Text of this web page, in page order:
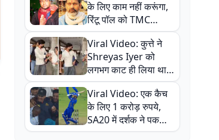
के लिए काम नहीं करूंगा,
रिंटू पॉल को TMC
ऑफिस में ले जाकर पीटा,
Video वायरल
Viral Video: कुत्ते ने
Shreyas Iyer को
लगभग काट ही लिया था,
न्यूजीलैंड सीरीज से पहले
बाल-बाल बचे
Viral Video: एक कैच
के लिए 1 करोड़ रुपये,
SA20 में दर्शक ने पकड़ा
एक हाथ से गजब का कैच